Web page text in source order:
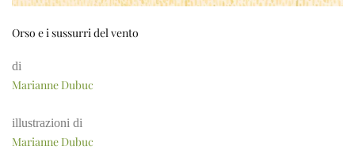
Orso e i sussurri del vento
di
Marianne Dubuc
illustrazioni di
Marianne Dubuc